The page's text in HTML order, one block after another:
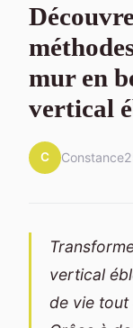
mur en
vertical
C Constance
vertical
de vie tout